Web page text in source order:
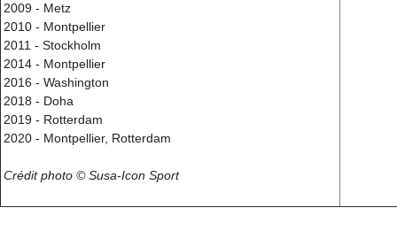
2009 - Metz
2010 - Montpellier
2011 - Stockholm
2014 - Montpellier
2016 - Washington
2018 - Doha
2019 - Rotterdam
2020 - Montpellier, Rotterdam
Crédit photo © Susa-Icon Sport